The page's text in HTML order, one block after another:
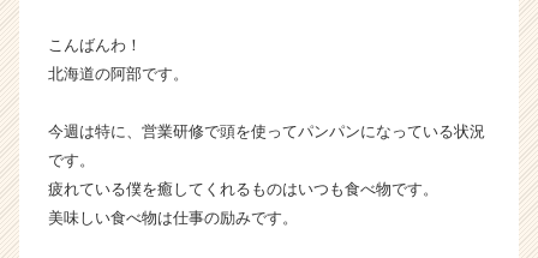
タ
ム
ラ
こんばんわ！
北海道の阿部です。
今週は特に、営業研修で頭を使ってパンパンになっている状況
です。
疲れている僕を癒してくれるものはいつも食べ物です。
美味しい食べ物は仕事の励みです。